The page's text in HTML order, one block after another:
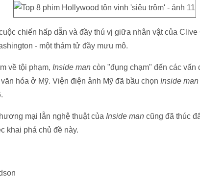
chiến hấp dẫn và đầy thú vị giữa nhân vật của Clive
- một thám tử đầy mưu mô.
về tội phạm, Inside man còn "đụng chạm" đến các vấn
hóa ở Mỹ. Viện điện ảnh Mỹ đã bầu chọn Inside man
mại lẫn nghệ thuật của Inside man cũng đã thúc
khai phá chủ đề này.